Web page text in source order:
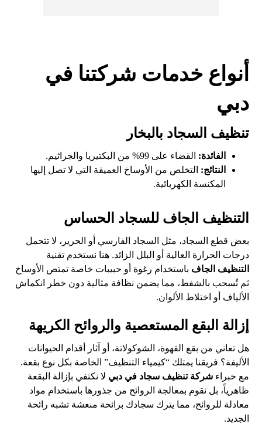
أنواعخدمات شركتنا في
دبي
تنظيف السجاد بالبخار
الفائدة: القضاء على 99% من البكتيريا والجراثيم.
النتائج: التخلص من الأوساخ العميقة التي لا تصل إليها
المكنسة الكهربائية.
التنظيف الجاف للسجاد الحساس
بعض قطع السجاد، مثل السجاد الفارسي أو الحرير، لا تتحمل
درجات الحرارة العالية أو البلل الزائد. هنا نستخدم تقنية
التنظيف الجاف باستخدام رغوة أو حبيبات خاصة تمتص الأوساخ
ثم تُسحب بالشفط، مما يضمن نظافة مثالية دون خطر انكماش
الألياف أو اختلاط الألوان.
إزالة البقع المستعصية والروائح الكريهة
هل تعاني من بقع القهوة، الشوكولاتة، أو آثار أقدام الحيوانات
الأليفة؟ فريقنا يمتلك “كيمياء التنظيف” الخاصة بكل نوع بقعة.
مع خبراءشركة تنظيف سجاد في دبي لا نكتفي بإزالة البقعة
ظاهرياً، بل نقوم بمعالجة الروائح من جذورها باستخدام مواد
معادلة للروائح، مما يترك سجادك برائحة منعشة تشبه رائحة
الجديد.